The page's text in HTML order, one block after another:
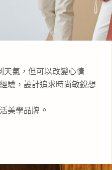
天氣，但可以改變心情
驗，設計追求時尚敏銳想
美學品牌 。